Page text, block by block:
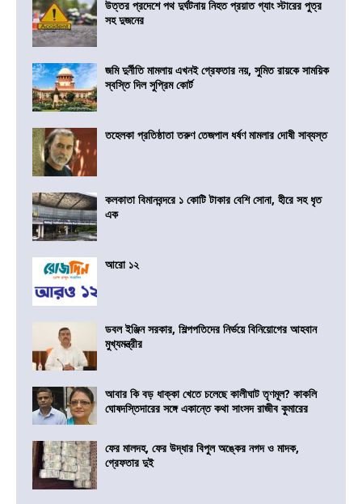
উত্তর প্রদেশে পথ দুর্ঘটনায় নিহত প্রয়াত গ্যাং স্টারের পুত্র
সহ দুজনের
জমি দুর্নীতি মামলায় এখনই গ্রেফতার নয়, সুমিত রায়কে সাময়িক
স্বস্তি দিল সুপ্রিম কোর্ট
তহেলকা প্রতিষ্ঠাতা তরুণ তেজপাল ধর্ষণ মামলার দোষী সাব্যস্ত
কলকাতা বিমানবন্দরে ১ কোটি টাকার বেশি সোনা, হীরে সহ ধৃত
এক
আরো ১২
ডবল ইঞ্জিন সরকার, শিল্পপতিদের নির্ভয়ে বিনিয়োগের আহবান
মুখ্যমন্ত্রীর
আবার কি বড় ধাক্কা খেতে চলেছে কালীঘাট তৃণমূল? কাকলি
ঘোষদস্তিদারের সঙ্গে একান্তে কথা সাংসদ রাজীব কুমারের
ফের মালদহ, ফের উদ্ধার বিপুল অঙ্কের নগদ ও মাদক,
গ্রেফতার দুই